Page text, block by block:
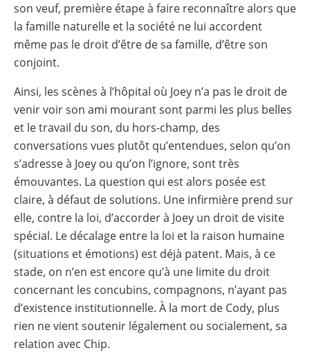
son veuf, première étape à faire reconnaître alors que
la famille naturelle et la société ne lui accordent
même pas le droit d’être de sa famille, d’être son
conjoint.
Ainsi, les scènes à l’hôpital où Joey n’a pas le droit de
venir voir son ami mourant sont parmi les plus belles
et le travail du son, du hors-champ, des
conversations vues plutôt qu’entendues, selon qu’on
s’adresse à Joey ou qu’on l’ignore, sont très
émouvantes. La question qui est alors posée est
claire, à défaut de solutions. Une infirmière prend sur
elle, contre la loi, d’accorder à Joey un droit de visite
spécial. Le décalage entre la loi et la raison humaine
(situations et émotions) est déjà patent. Mais, à ce
stade, on n’en est encore qu’à une limite du droit
concernant les concubins, compagnons, n’ayant pas
d’existence institutionnelle. À la mort de Cody, plus
rien ne vient soutenir légalement ou socialement, sa
relation avec Chip.